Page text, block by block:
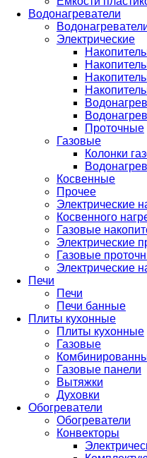
Водонагреватели
Электрические
Проточные
Газовые
Колонки
Косвенные
Прочее
Электрические
Косвенного
Газовые
Электрические
Газовые
Электрические
Печи
Печи
Печи банные
Плиты кухонные
Плиты кухонные
Газовые
Газовые панели
Вытяжки
Духовки
Обогреватели
Обогреватели
Конвекторы